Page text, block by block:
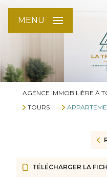
MENU
AGENCE IMMOBILIÈRE À
TOURS
TÉLÉCHARGER LA